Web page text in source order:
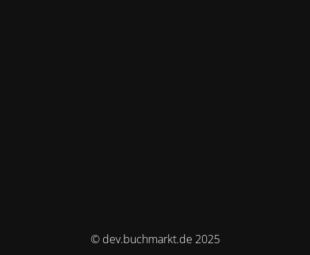
© dev.buchmarkt.de 2025